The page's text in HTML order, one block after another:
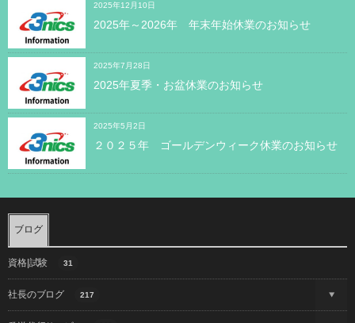
2025年12月10日
2025年～2026年 年末年始休業のお知らせ
2025年7月28日
2025年夏季・お盆休業のお知らせ
2025年5月2日
２０２５年 ゴールデンウィーク休業のお知らせ
ブログ
資格|試験 31
社長のブログ 217